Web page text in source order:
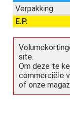
Verpakking
E.P.
site.
Om deze te
commerciële
of onze